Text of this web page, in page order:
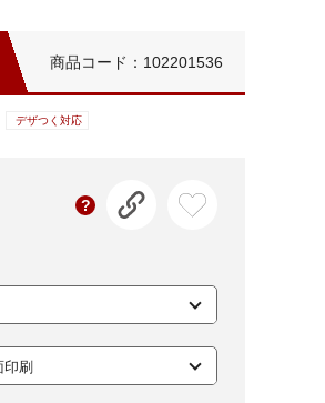
商品コード：102201536
デザつく対応